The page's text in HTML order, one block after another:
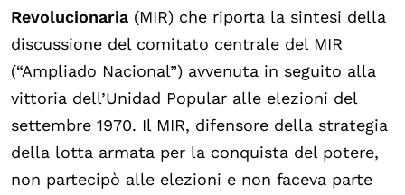
Revolucionaria (MIR) che riporta la sintesi della
discussione del comitato centrale del MIR
(“Ampliado Nacional”) avvenuta in seguito alla
vittoria dell’Unidad Popular alle elezioni del
settembre 1970. Il MIR, difensore della strategia
della lotta armata per la conquista del potere,
non partecipò alle elezioni e non faceva parte